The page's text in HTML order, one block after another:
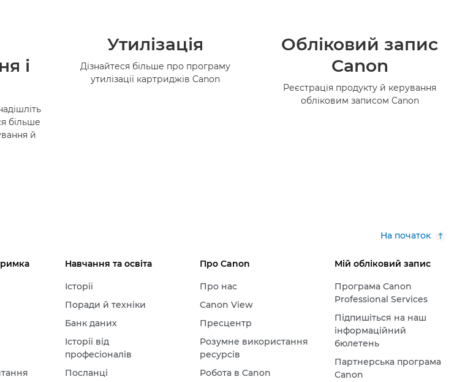
і
більше
й
Утилізація
Дізнайтеся більше про програму
утилізації картриджів Canon
Обліковий запис
Canon
Реєстрація продукту й керування
обліковим записом Canon
На початок
Навчання та освіта
Історії
Поради й техніки
Банк даних
Історії від
професіоналів
Посланці
Про Canon
Про нас
Canon View
Пресцентр
Розумне використання
ресурсів
Робота в Canon
Мій обліковий запис
Програма Canon
Professional Services
Підпишіться на наш
інформаційний
бюлетень
Партнерська програма
Canon